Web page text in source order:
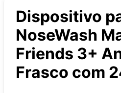
Dispositivo
NoseWash
Friends 3+
Frasco com